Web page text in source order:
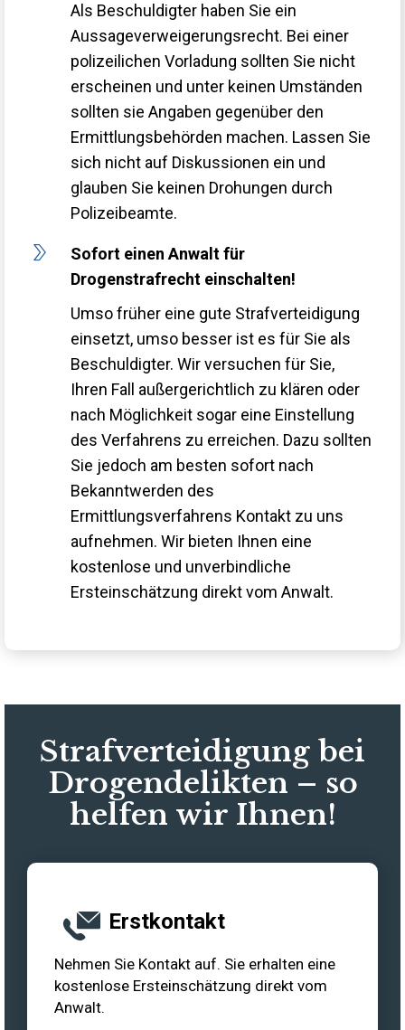
Als Beschuldigter haben Sie ein
Aussageverweigerungsrecht. Bei einer
polizeilichen Vorladung sollten Sie nicht
erscheinen und unter keinen Umständen
sollten sie Angaben gegenüber den
Ermittlungsbehörden machen. Lassen Sie
sich nicht auf Diskussionen ein und
glauben Sie keinen Drohungen durch
Polizeibeamte.
Sofort einen Anwalt für
Drogenstrafrecht einschalten!
Umso früher eine gute Strafverteidigung
einsetzt, umso besser ist es für Sie als
Beschuldigter. Wir versuchen für Sie,
Ihren Fall außergerichtlich zu klären oder
nach Möglichkeit sogar eine Einstellung
des Verfahrens zu erreichen. Dazu sollten
Sie jedoch am besten sofort nach
Bekanntwerden des
Ermittlungsverfahrens Kontakt zu uns
aufnehmen. Wir bieten Ihnen eine
kostenlose und unverbindliche
Ersteinschätzung direkt vom Anwalt.
Strafverteidigung bei
Drogendelikten – so
helfen wir Ihnen!
Erstkontakt
Nehmen Sie Kontakt auf. Sie erhalten eine
kostenlose Ersteinschätzung direkt vom
Anwalt.